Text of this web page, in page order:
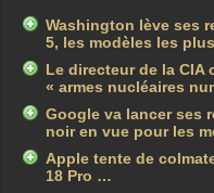
Washington lève ses
5, les modèles les
Le directeur de la CIA
« armes nucléaires
Google va lancer ses
noir en vue pour les
Apple tente de
18 Pro …